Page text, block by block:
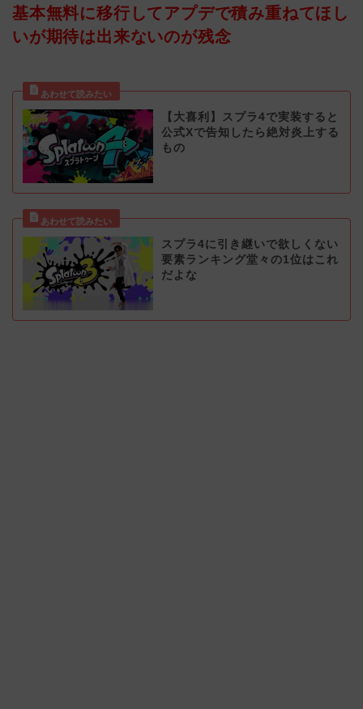
基本無料に移行してアプデで積み重ねてほし
いが期待は出来ないのが残念
【大喜利】スプラ4で実装すると
公式Xで告知したら絶対炎上する
もの
スプラ4に引き継いで欲しくない
要素ランキング堂々の1位はこれ
だよな